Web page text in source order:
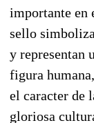
importante en
sello
y representan
figura
el caracter de
gloriosa